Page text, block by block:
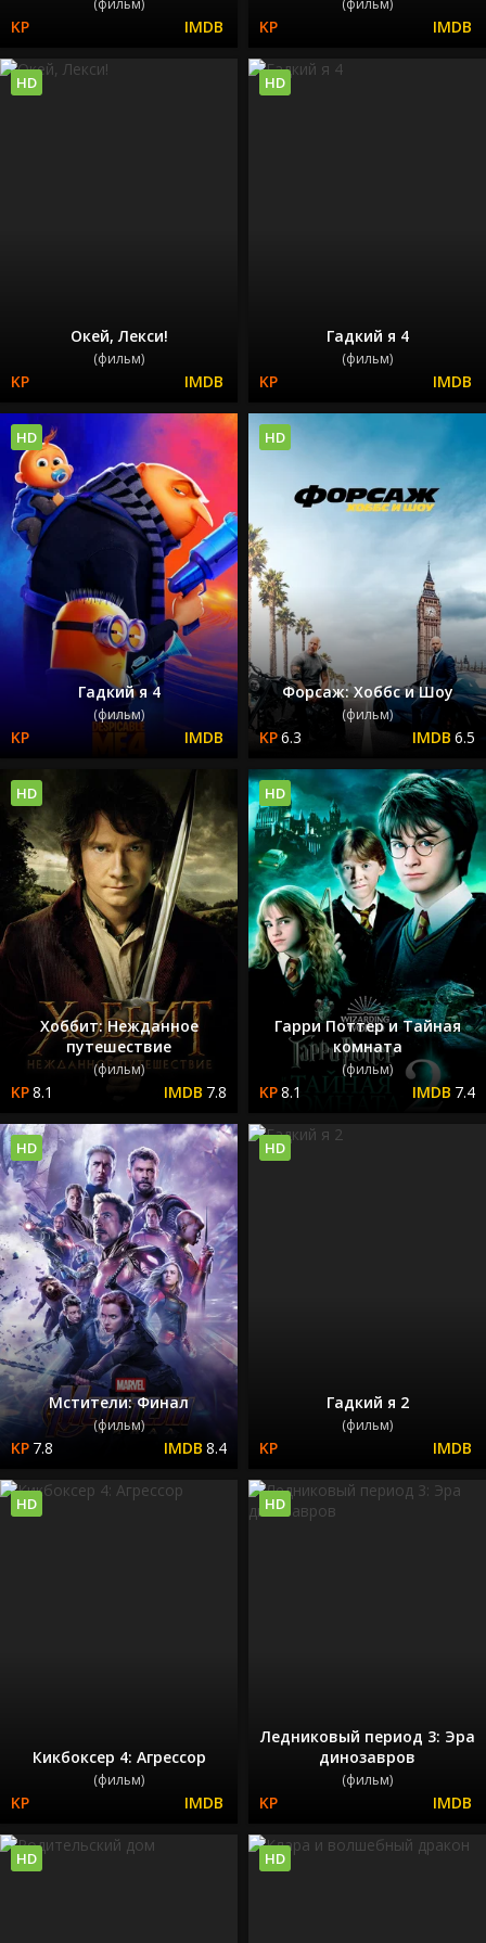
Окей, Лекси!
(фильм)
HD
Гадкий я 4
(фильм)
HD
Гадкий я 4
(фильм)
HD
Форсаж: Хоббс и Шоу
(фильм)
6.3 6.5
HD
Хоббит: Нежданное
путешествие
(фильм)
8.1 7.8
HD
Гарри Поттер и Тайная
комната
(фильм)
8.1 7.4
HD
Мстители: Финал
(фильм)
7.8 8.4
HD
Гадкий я 2
(фильм)
HD
Кикбоксер 4: Агрессор
(фильм)
HD
Ледниковый период 3: Эра
динозавров
(фильм)
HD
HD HD